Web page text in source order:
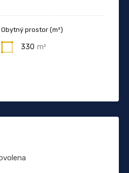
Obytný prostor (m²)
330 m²